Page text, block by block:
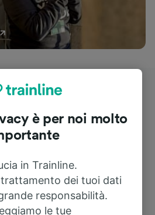
nostri viaggiatori
chi utilizza i nostri
è per noi molto
in Trainline.
dei tuoi dati
responsabilità.
le tue